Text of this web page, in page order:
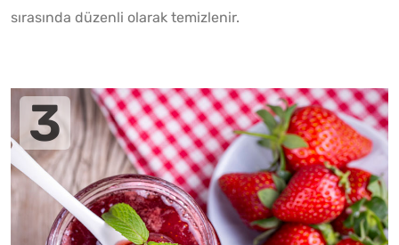
sırasında düzenli olarak temizlenir.